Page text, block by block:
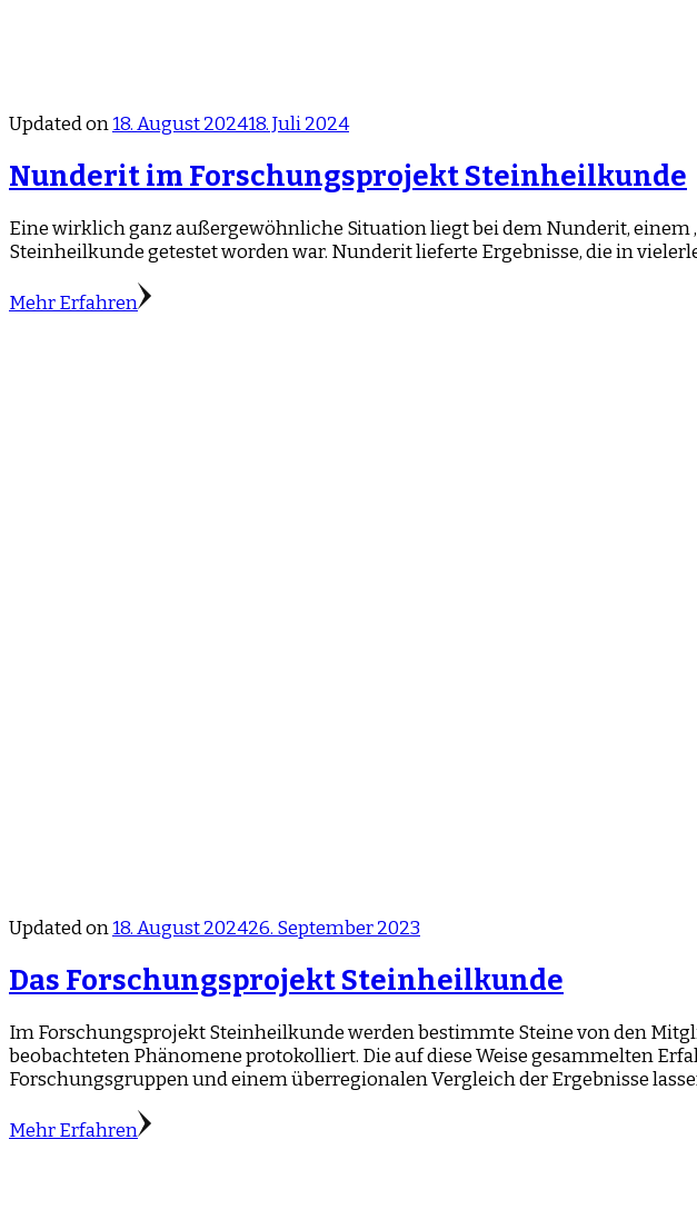
Updated on18. August 202418. Juli 2024
Nunderit im Forschungsprojekt Steinheilkunde
Eine wirklich ganz außergewöhnliche Situation liegt bei dem Nunderit, einem
Steinheilkunde getestet worden war. Nunderit lieferte Ergebnisse, die in
Mehr Erfahren
Updated on18. August 202426. September 2023
Das Forschungsprojekt Steinheilkunde
Im Forschungsprojekt Steinheilkunde werden bestimmte Steine von den
beobachteten Phänomene protokolliert. Die auf diese Weise gesammelten
Forschungsgruppen und einem überregionalen Vergleich der Ergebnisse
Mehr Erfahren